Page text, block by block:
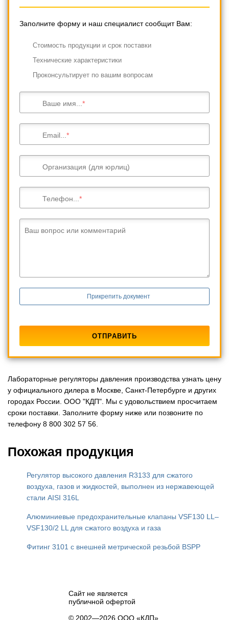
Заполните форму и наш специалист сообщит Вам:
Cтоимость продукции и срок поставки
Технические характеристики
Проконсультирует по вашим вопросам
Ваше имя...
Email...
Организация (для юрлиц)
Телефон...
Ваш вопрос или комментарий
Прикрепить документ
Лабораторные регуляторы давления производства узнать цену
у официального дилера в Москве, Санкт-Петербурге и других
городах России. ООО "КДП". Мы с удовольствием просчитаем
сроки поставки. Заполните форму ниже или позвоните по
телефону 8 800 302 57 56.
Похожая продукция
Регулятор высокого давления R3133 для сжатого
воздуха, газов и жидкостей, выполнен из нержавеющей
стали AISI 316L
Алюминиевые предохранительные клапаны VSF130 LL–
VSF130/2 LL для сжатого воздуха и газа
Фитинг 3101 с внешней метрической резьбой BSPP
Сайт не является
публичной офертой
© 2002—2026 ООО «КДП»